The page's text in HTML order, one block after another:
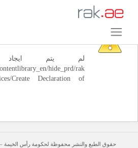
لم يتم ايجاد
Create Declaration of
حقوق الطبع والنشر محفوظة لحكومة رأس الخيمة – الحكومة